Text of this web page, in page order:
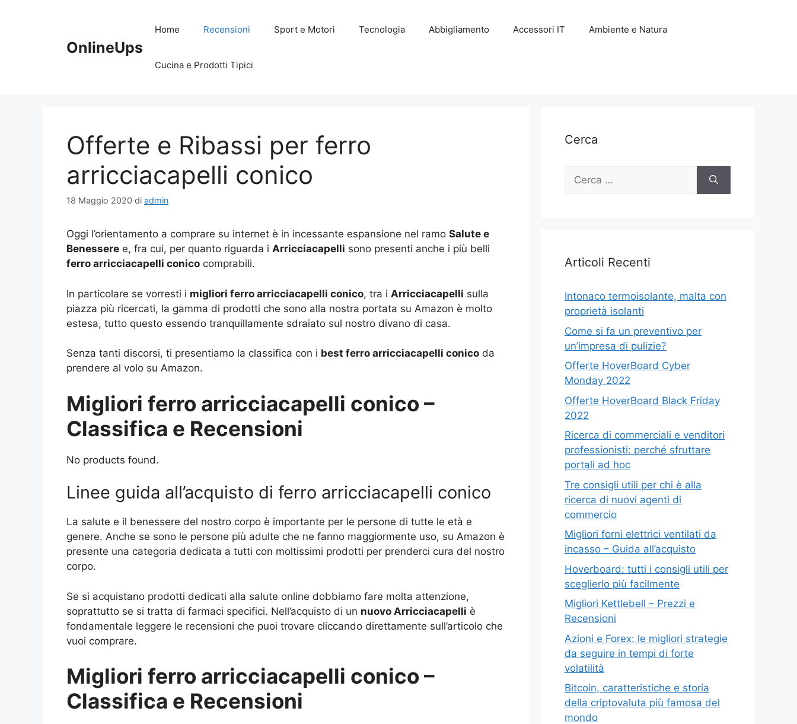
OnlineUps
Home Recensioni Sport e Motori Tecnologia Abbigliamento Accessori IT Ambiente e Natura
Cucina e Prodotti Tipici
Offerte e Ribassi per ferro
arricciacapelli conico
18 Maggio 2020 di admin
Oggi l’orientamento a comprare su internet è in incessante espansione nel ramo Salute e
Benessere e, fra cui, per quanto riguarda i Arricciacapelli sono presenti anche i più belli
ferro arricciacapelli conico comprabili.
In particolare se vorresti i migliori ferro arricciacapelli conico, tra i Arricciacapelli sulla
piazza più ricercati, la gamma di prodotti che sono alla nostra portata su Amazon è molto
estesa, tutto questo essendo tranquillamente sdraiato sul nostro divano di casa.
Senza tanti discorsi, ti presentiamo la classifica con i best ferro arricciacapelli conico da
prendere al volo su Amazon.
Migliori ferro arricciacapelli conico –
Classifica e Recensioni
No products found.
Linee guida all’acquisto di ferro arricciacapelli conico
La salute e il benessere del nostro corpo è importante per le persone di tutte le età e
genere. Anche se sono le persone più adulte che ne fanno maggiormente uso, su Amazon è
presente una categoria dedicata a tutti con moltissimi prodotti per prenderci cura del nostro
corpo.
Se si acquistano prodotti dedicati alla salute online dobbiamo fare molta attenzione,
soprattutto se si tratta di farmaci specifici. Nell’acquisto di un nuovo Arricciacapelli è
fondamentale leggere le recensioni che puoi trovare cliccando direttamente sull’articolo che
vuoi comprare.
Migliori ferro arricciacapelli conico –
Classifica e Recensioni
Cerca
Ricerca
Articoli Recenti
Intonaco termoisolante, malta con
proprietà isolanti
Come si fa un preventivo per
un’impresa di pulizie?
Offerte HoverBoard Cyber
Monday 2022
Offerte HoverBoard Black Friday
2022
Ricerca di commerciali e venditori
professionisti: perché sfruttare
portali ad hoc
Tre consigli utili per chi è alla
ricerca di nuovi agenti di
commercio
Migliori forni elettrici ventilati da
incasso – Guida all’acquisto
Hoverboard: tutti i consigli utili per
sceglierlo più facilmente
Migliori Kettlebell – Prezzi e
Recensioni
Azioni e Forex: le migliori strategie
da seguire in tempi di forte
volatilità
Bitcoin, caratteristiche e storia
della criptovaluta più famosa del
mondo